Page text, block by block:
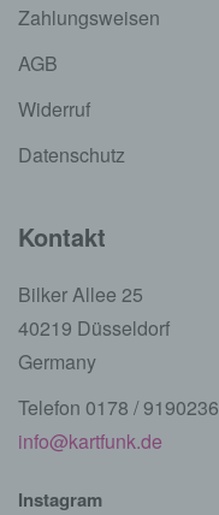
Zahlungsweisen
AGB
Widerruf
Datenschutz
Kontakt
Bilker Allee 25
40219 Düsseldorf
Germany
Telefon 0178 / 9190236
info@kartfunk.de
Instagram